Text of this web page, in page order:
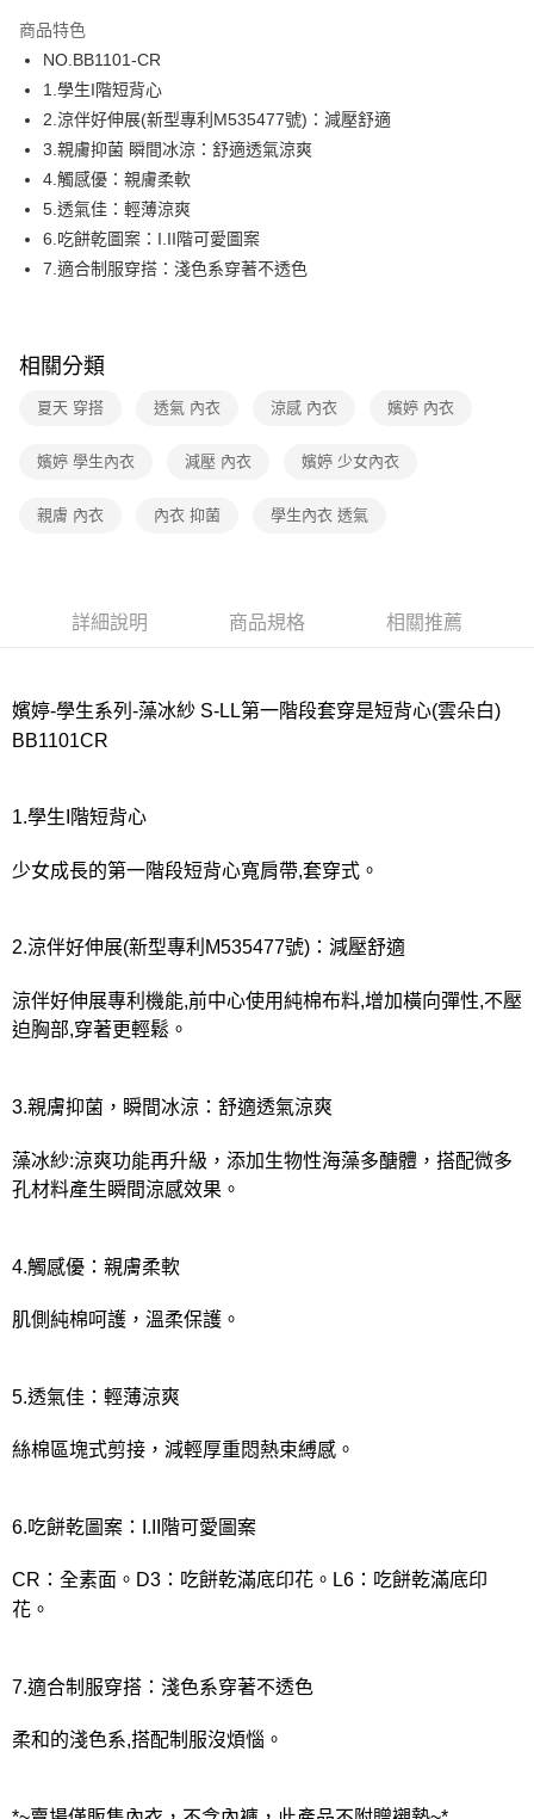
運送方式
全家取貨付款
每筆NT$80，滿NT$1,000(含以上)免運費
付款後全家取貨
每筆NT$80，滿NT$1,000(含以上)免運費
7-11取貨付款
每筆NT$80，滿NT$1,000(含以上)免運費
每筆NT$80，滿NT$1,000(含以上)免運費
宅配
每筆NT$220
商品特色
NO.BB1101-CR
1.學生I階短背心
2.涼伴好伸展(新型專利M535477號)：減壓舒適
3.親膚抑菌 瞬間冰涼：舒適透氣涼爽
4.觸感優：親膚柔軟
5.透氣佳：輕薄涼爽
6.吃餅乾圖案：I.II階可愛圖案
7.適合制服穿搭：淺色系穿著不透色
相關分類
夏天 穿搭 透氣 內衣 涼感 內衣 嬪婷 內衣
嬪婷 學生內衣 減壓 內衣 嬪婷 少女內衣
親膚 內衣 內衣 抑菌 學生內衣 透氣
詳細說明 商品規格 相關推薦
嬪婷-學生系列-藻冰紗 S-LL第一階段套穿是短背心(雲朵白)
BB1101CR
1.學生I階短背心
少女成長的第一階段短背心寬肩帶,套穿式。
2.涼伴好伸展(新型專利M535477號)：減壓舒適
涼伴好伸展專利機能,前中心使用純棉布料,增加橫向彈性,不壓
迫胸部,穿著更輕鬆。
3.親膚抑菌，瞬間冰涼：舒適透氣涼爽
藻冰紗:涼爽功能再升級，添加生物性海藻多醣體，搭配微多
孔材料產生瞬間涼感效果。
4.觸感優：親膚柔軟
肌側純棉呵護，溫柔保護。
5.透氣佳：輕薄涼爽
絲棉區塊式剪接，減輕厚重悶熱束縛感。
6.吃餅乾圖案：I.II階可愛圖案
CR：全素面。D3：吃餅乾滿底印花。L6：吃餅乾滿底印
花。
7.適合制服穿搭：淺色系穿著不透色
柔和的淺色系,搭配制服沒煩惱。